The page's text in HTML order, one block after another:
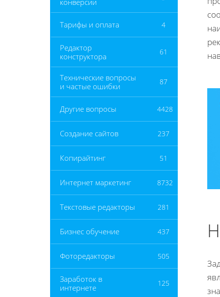
Тарифы и оплата 4
Редактор
конструктора
61
Технические вопросы
и частые ошибки
87
Другие вопросы 4428
Создание сайтов 237
Копирайтинг 51
Интернет маркетинг 8732
Текстовые редакторы 281
Бизнес обучение 437
Фоторедакторы 505
Заработок в
интернете
125